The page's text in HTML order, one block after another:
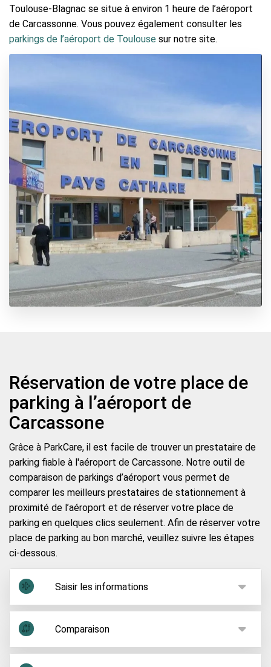
Toulouse-Blagnac se situe à environ 1 heure de l’aéroport
de Carcassonne. Vous pouvez également consulter les
parkings de l’aéroport de Toulouse sur notre site.
Réservation de votre place de
parking à l’aéroport de
Carcassone
Grâce à ParkCare, il est facile de trouver un prestataire de
parking fiable à l'aéroport de Carcassone. Notre outil de
comparaison de parkings d’aéroport vous permet de
comparer les meilleurs prestataires de stationnement à
proximité de l’aéroport et de réserver votre place de
parking en quelques clics seulement. Afin de réserver votre
place de parking au bon marché, veuillez suivre les étapes
ci-dessous.
Saisir les informations
Une fois vos billets d’avion réservés et votre choix
de vous rendre à l'aéroport en voiture effectué, il
pouvez comparer et réserver des places de
Comparaison
Des propositions de parkings avec leurs